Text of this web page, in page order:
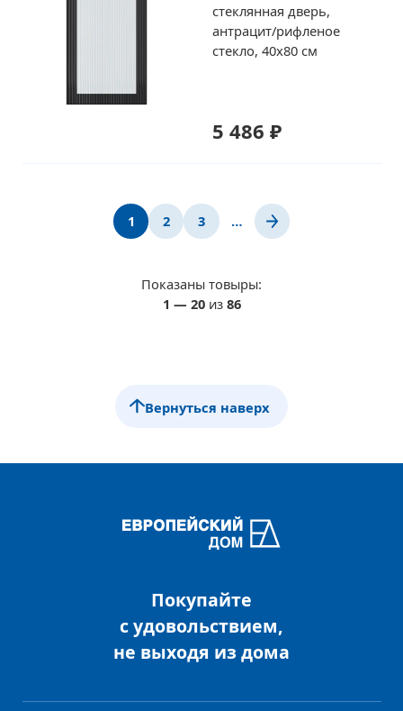
стеклянная дверь,
антрацит/рифленое
стекло, 40x80 см
5 486 ₽
Показаны товыры:
1 — 20из 86
1 2 3 …
Вернуться наверх
Покупайте
с удовольствием,
не выходя из дома